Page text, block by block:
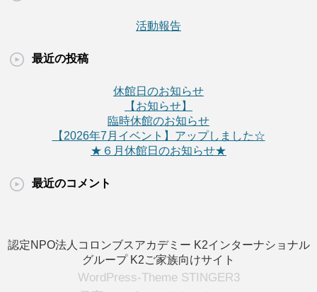
活動報告
最近の投稿
休館日のお知らせ
【お知らせ】
臨時休館のお知らせ
【2026年7月イベント】アップしました☆
★６月休館日のお知らせ★
最近のコメント
認定NPO法人コロンブスアカデミー K2インターナショナル
グループ K2ご家族向けサイト
WordPress-Theme STINGER3